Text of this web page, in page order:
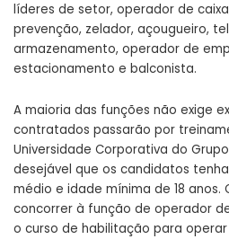
líderes de setor, operador de
prevenção, zelador, açougueiro,
armazenamento, operador de
estacionamento e balconista.
A maioria das funções não exige
contratados passarão por
Universidade Corporativa do
desejável que os candidatos
médio e idade mínima de 18 anos.
concorrer à função de operador
o curso de habilitação para operar